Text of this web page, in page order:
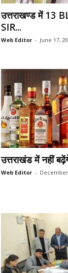
उत्तराखण्ड में 13
SIR...
Web Editor - June 17,
उत्तराखंड में नहीं
Web Editor -